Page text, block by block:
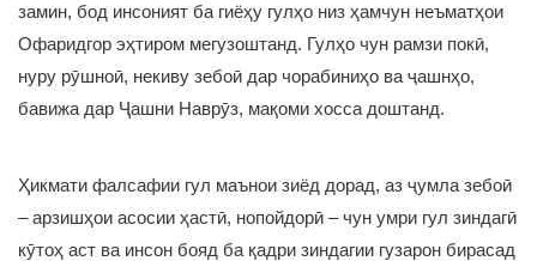
замин, бод инсоният ба гиёҳу гулҳо низ ҳамчун неъматҳои
Офаридгор эҳтиром мегузоштанд. Гулҳо чун рамзи покӣ,
нуру рӯшноӣ, некиву зебоӣ дар чорабиниҳо ва ҷашнҳо,
бавижа дар Ҷашни Наврӯз, мақоми хосса доштанд.
Ҳикмати фалсафии гул маънои зиёд дорад, аз ҷумла зебоӣ
– арзишҳои асосии ҳастӣ, нопойдорӣ – чун умри гул зиндагӣ
кӯтоҳ аст ва инсон бояд ба қадри зиндагии гузарон бирасад